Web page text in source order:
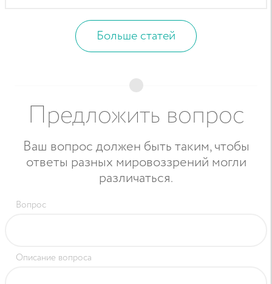
Больше статей
Предложить вопрос
Ваш вопрос должен быть таким, чтобы
ответы разных мировоззрений могли
различаться.
Вопрос
Описание вопроса